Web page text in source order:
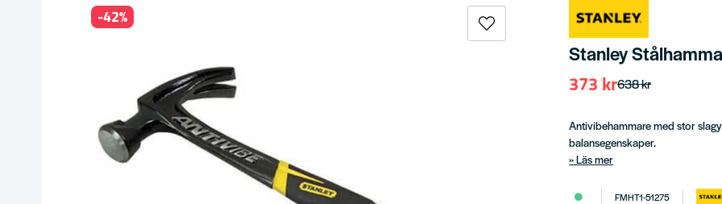
-42%
Stanley
638 kr
373 kr
Antivibehammare med stor
balansegenskaper.
Läs mer
FMHT1-51275